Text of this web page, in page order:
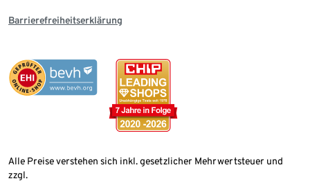
Barrierefreiheitserklärung
Alle Preise verstehen sich inkl. gesetzlicher Mehrwertsteuer und
zzgl.